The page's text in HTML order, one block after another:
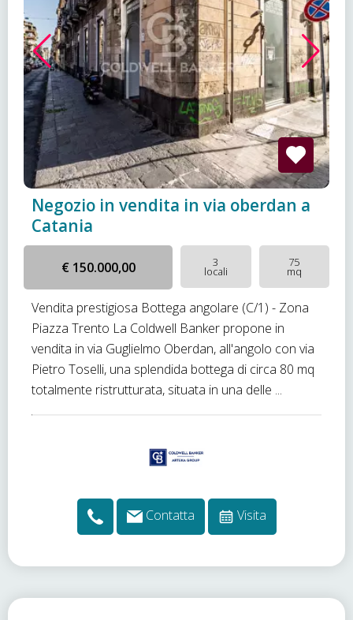
Negozio in vendita in via oberdan a
Catania
€ 150.000,00 3
locali
75
mq
Vendita prestigiosa Bottega angolare (C/1) - Zona
Piazza Trento La Coldwell Banker propone in
vendita in via Guglielmo Oberdan, all'angolo con via
Pietro Toselli, una splendida bottega di circa 80 mq
totalmente ristrutturata, situata in una delle ...
Contatta Visita